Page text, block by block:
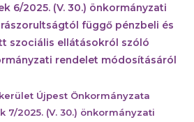
6/2025. (V. 30.) önkormányzati
függő pénzbeli és
szociális ellátásokról szóló
rendelet módosításáról
Újpest Önkormányzata
7/2025. (V. 30.) önkormányzati